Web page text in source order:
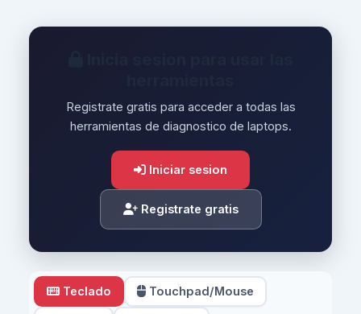
Registrate gratis para acceder a todas las
herramientas de diagnostico de laptops.
Iniciar sesion
Registrate gratis
Teclado Touchpad/Mouse